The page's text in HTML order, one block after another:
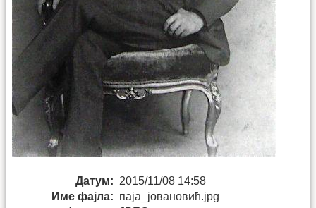
Датум: 2015/11/08 14:58
Име фајла: паја_јовановић.jpg